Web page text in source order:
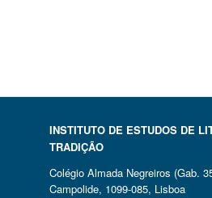
INSTITUTO DE ESTUDOS DE
TRADIÇÃO
Colégio Almada Negreiros (Gab.
Campolide, 1099-085, Lisboa